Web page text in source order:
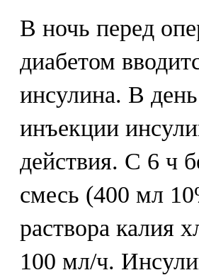
В ночь перед
диабетом
инсулина. В
инъекции
действия. С 6 ч
смесь (400 мл
раствора калия
100 мл/ч.